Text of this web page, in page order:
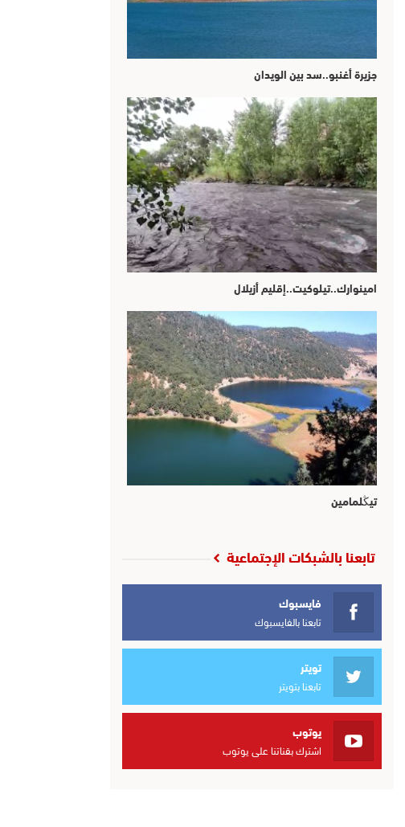
جزيرة أغنبو..سد بين الويدان
امينوارك..تيلوكيت..إقليم أزيلال
تيڭلمامين
تابعنا بالشبكات الإجتماعية
فايسبوك
تابعنا بالفايسبوك
تويتر
تابعنا بتويتر
يوتوب
اشترك بقناتنا على يوتوب